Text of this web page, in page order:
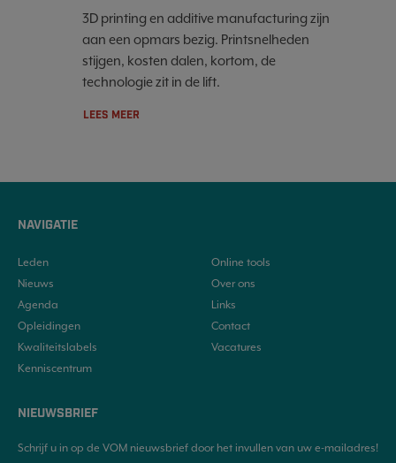
3D printing en additive manufacturing zijn
aan een opmars bezig. Printsnelheden
stijgen, kosten dalen, kortom, de
technologie zit in de lift.
LEES MEER
NAVIGATIE
Leden
Nieuws
Agenda
Opleidingen
Kwaliteitslabels
Kenniscentrum
Online tools
Over ons
Links
Contact
Vacatures
NIEUWSBRIEF
Schrijf u in op de VOM nieuwsbrief door het invullen van uw e-mailadres!